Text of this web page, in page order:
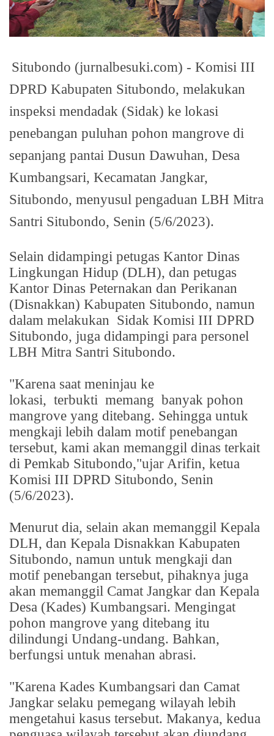
Situbondo (jurnalbesuki.com) - Komisi III
DPRD Kabupaten Situbondo, melakukan
inspeksi mendadak (Sidak) ke lokasi
penebangan puluhan pohon mangrove di
sepanjang pantai Dusun Dawuhan, Desa
Kumbangsari, Kecamatan Jangkar,
Situbondo, menyusul pengaduan LBH Mitra
Santri Situbondo, Senin (5/6/2023).
Selain didampingi petugas Kantor Dinas
Lingkungan Hidup (DLH), dan petugas
Kantor Dinas Peternakan dan Perikanan
(Disnakkan) Kabupaten Situbondo, namun
dalam melakukan Sidak Komisi III DPRD
Situbondo, juga didampingi para personel
LBH Mitra Santri Situbondo.
"Karena saat meninjau ke
lokasi, terbukti memang banyak pohon
mangrove yang ditebang. Sehingga untuk
mengkaji lebih dalam motif penebangan
tersebut, kami akan memanggil dinas terkait
di Pemkab Situbondo,"ujar Arifin, ketua
Komisi III DPRD Situbondo, Senin
(5/6/2023).
Menurut dia, selain akan memanggil Kepala
DLH, dan Kepala Disnakkan Kabupaten
Situbondo, namun untuk mengkaji dan
motif penebangan tersebut, pihaknya juga
akan memanggil Camat Jangkar dan Kepala
Desa (Kades) Kumbangsari. Mengingat
pohon mangrove yang ditebang itu
dilindungi Undang-undang. Bahkan,
berfungsi untuk menahan abrasi.
"Karena Kades Kumbangsari dan Camat
Jangkar selaku pemegang wilayah lebih
mengetahui kasus tersebut. Makanya, kedua